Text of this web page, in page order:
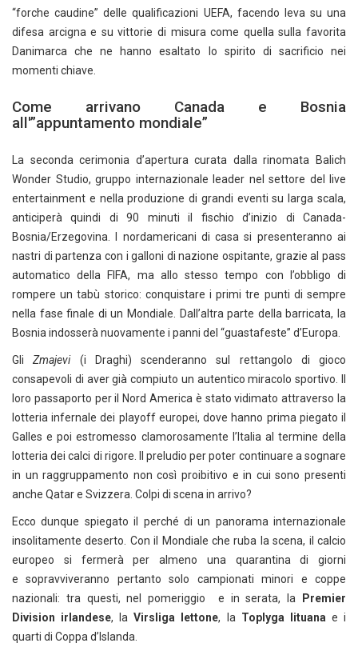
“forche caudine” delle qualificazioni UEFA, facendo leva su una
difesa arcigna e su vittorie di misura come quella sulla favorita
Danimarca che ne hanno esaltato lo spirito di sacrificio nei
momenti chiave.
Come arrivano Canada e Bosnia
all'”appuntamento mondiale”
La seconda cerimonia d’apertura curata dalla rinomata Balich
Wonder Studio, gruppo internazionale leader nel settore del live
entertainment e nella produzione di grandi eventi su larga scala,
anticiperà quindi di 90 minuti il fischio d’inizio di Canada-
Bosnia/Erzegovina. I nordamericani di casa si presenteranno ai
nastri di partenza con i galloni di nazione ospitante, grazie al pass
automatico della FIFA, ma allo stesso tempo con l’obbligo di
rompere un tabù storico: conquistare i primi tre punti di sempre
nella fase finale di un Mondiale. Dall’altra parte della barricata, la
Bosnia indosserà nuovamente i panni del “guastafeste” d’Europa.
GliZmajevi(i Draghi) scenderanno sul rettangolo di gioco
consapevoli di aver già compiuto un autentico miracolo sportivo. Il
loro passaporto per il Nord America è stato vidimato attraverso la
lotteria infernale dei playoff europei, dove hanno prima piegato il
Galles e poi estromesso clamorosamente l’Italia al termine della
lotteria dei calci di rigore. Il preludio per poter continuare a sognare
in un raggruppamento non così proibitivo e in cui sono presenti
anche Qatar e Svizzera. Colpi di scena in arrivo?
Ecco dunque spiegato il perché di un panorama internazionale
insolitamente deserto. Con il Mondiale che ruba la scena, il calcio
europeo si fermerà per almeno una quarantina di giorni
e sopravviveranno pertanto solo campionati minori e coppe
nazionali: tra questi, nel pomeriggio e in serata, la
Premier
Division irlandese, laVirsliga lettone, la Toplyga lituana e i
quarti di Coppa d’Islanda.